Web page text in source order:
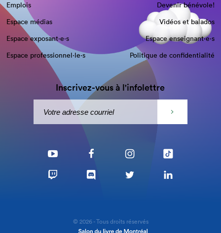
Emplois
Devenir bénévole!
Espace médias
Vidéos et balados
Espace exposant·e⋅s
Espace enseignant·e⋅s
Espace professionnel·le⋅s
Politique de confidentialité
Inscrivez-vous à l'infolettre
© 2026 - Tous droits réservés